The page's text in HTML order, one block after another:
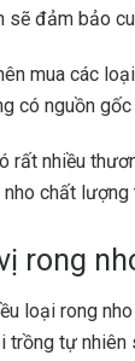
sẽ đảm bảo
mua các
có nguồn
rất nhiều
chất
rong
loại rong
tự nhiên